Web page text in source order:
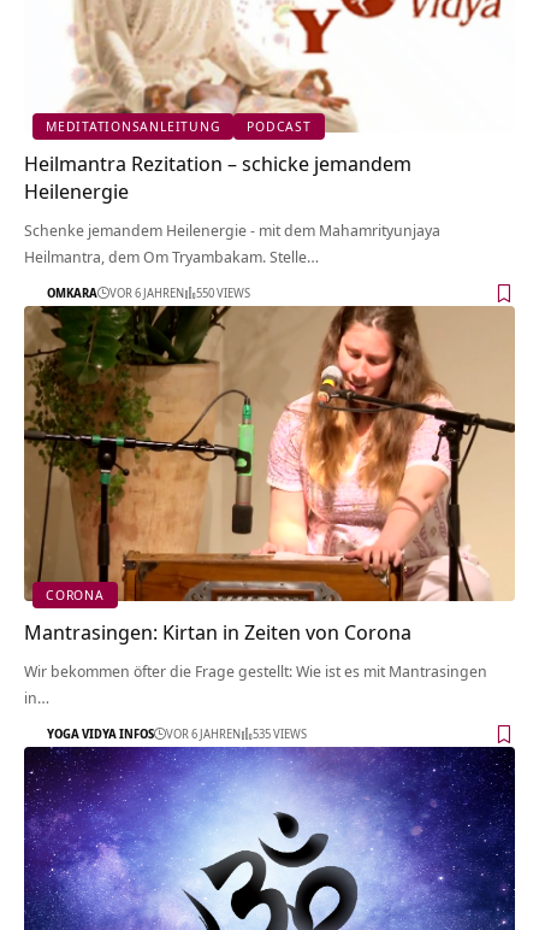
MEDITATIONSANLEITUNG PODCAST
Heilmantra Rezitation – schicke jemandem
Heilenergie
Schenke jemandem Heilenergie - mit dem Mahamrityunjaya
Heilmantra, dem Om Tryambakam. Stelle…
OMKARA VOR 6 JAHREN 550 VIEWS
CORONA
Mantrasingen: Kirtan in Zeiten von Corona
Wir bekommen öfter die Frage gestellt: Wie ist es mit Mantrasingen
in…
YOGA VIDYA INFOS VOR 6 JAHREN 535 VIEWS